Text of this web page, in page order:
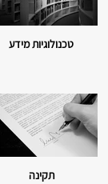
טכנולוגיות מידע
תקינה